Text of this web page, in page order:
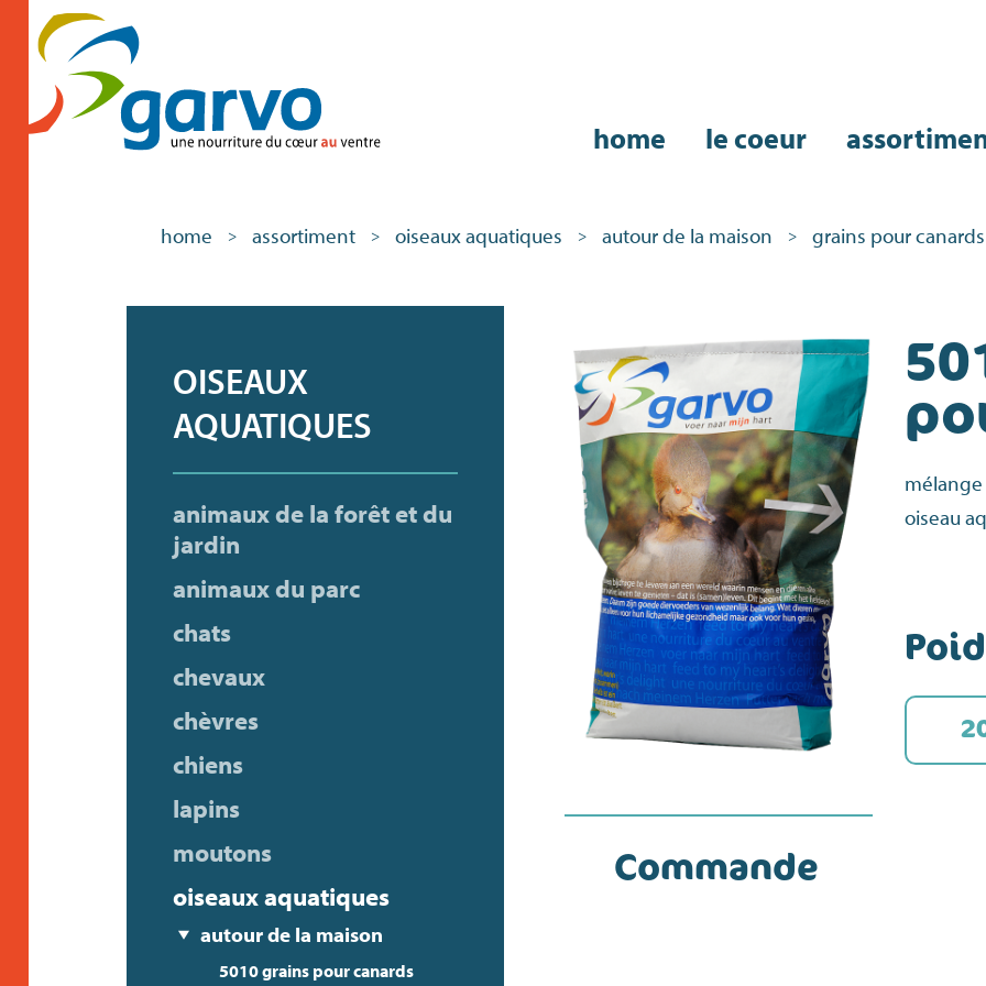
home le coeur
home > assortiment > oiseaux aquatiques > autour de la maison > grains pour canards
OISEAUX
AQUATIQUES
animaux de la forêt et du
jardin
animaux du parc
chats
chevaux
chèvres
chiens
lapins
moutons
oiseaux aquatiques
autour de la maison
5010 grains pour canards
oiseau
Commande